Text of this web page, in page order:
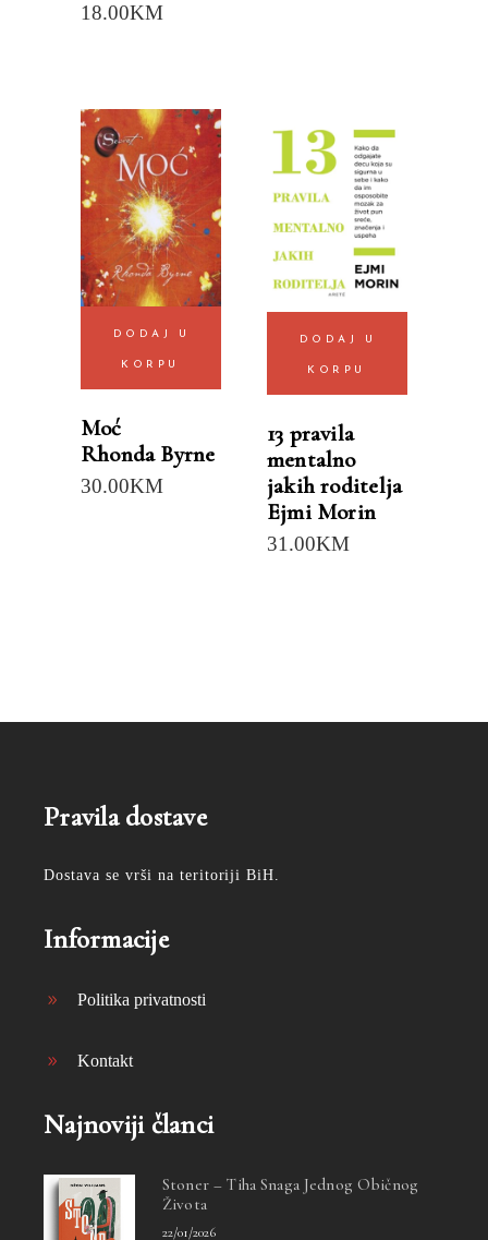
18.00KM
DODAJ U
KORPU
Moć
Rhonda Byrne
30.00KM
DODAJ U
KORPU
13 pravila
mentalno
jakih roditelja
Ejmi Morin
31.00KM
Pravila dostave
Dostava se vrši na teritoriji BiH.
Informacije
Politika privatnosti
Kontakt
Najnoviji članci
Stoner – Tiha Snaga Jednog Običnog
Života
22/01/2026